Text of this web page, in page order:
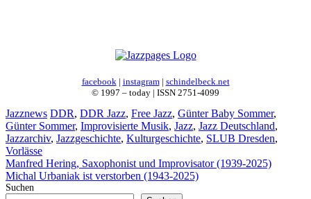
facebook | instagram| schindelbeck.net
© 1997 – today | ISSN 2751-4099
Kategorien
Jazznews Schlagwörter
DDR, DDR Jazz, Free Jazz, Günter Baby Sommer,
Günter Sommer, Improvisierte Musik, Jazz, Jazz Deutschland,
Jazzarchiv, Jazzgeschichte, Kulturgeschichte, SLUB Dresden,
Vorlässe
Manfred Hering, Saxophonist und Improvisator (1939-2025)
Michal Urbaniak ist verstorben (1943-2025)
Suchen